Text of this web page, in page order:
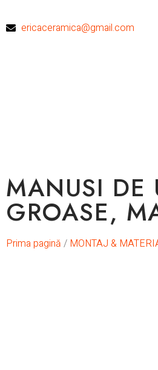
ericaceramica@gmail.com
MANUSI DE
GROASE,
Prima pagină / MONTAJ &